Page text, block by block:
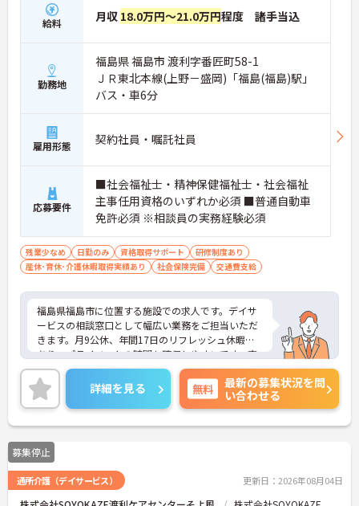
給料 月収 18.0万円～21.0万円程度 諸手当込
勤務地
福島県 福島市 渡利字番匠町58-1
ＪＲ東北本線(上野－盛岡)「福島(福島)駅」
バス・車6分
雇用形態 契約社員・嘱託社員
応募要件
■社会福祉士・精神保健福祉士・社会福祉
主事任用資格のいずれか必須 ■普通自動車
免許必須 ※相談員の実務経験必須
残業少なめ 日勤のみ 資格取得サポート
研修制度あり
産休･育休･介護休暇取得実績あり
社会保険完備 交通費支給
福島県福島市に位置する施設での求人です。デイサ
ービスの相談窓口として幅広い業務をご担当いただ
きます。月9公休、年間17日のリフレッシュ休暇も
あり、プライベートの時間も確保しやすいです。充
実した福利厚生等の待遇面の良さも魅力も魅力で
す。ご興味のある方には、面接対策ポイントなど、
さらに詳細をお話ししますのでお気軽にご相談くだ
さい！
詳細を見る 無料
最新の募集状況を問
い合わせる
募集停止
通所介護（デイサービス） 更新日：2026年08月04日